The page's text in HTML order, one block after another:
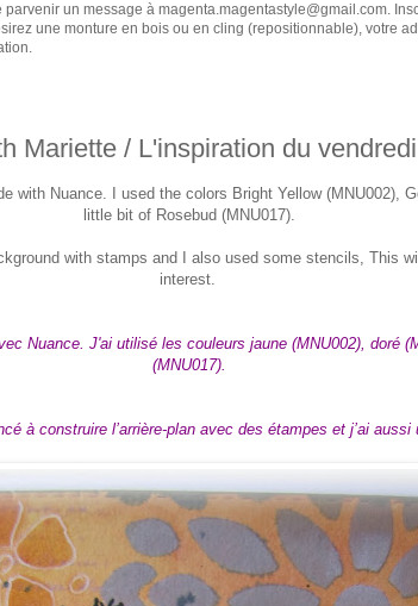
parvenir un message à magenta.magentastyle@gmail.com.
une monture en bois ou en cling (repositionnable), votre
Mariette / L'inspiration du
with Nuance. I used the colors Bright Yellow (MNU002),
little bit of Rosebud (MNU017).
with stamps and I also used some stencils, This
interest.
Nuance. J'ai utilisé les couleurs jaune (MNU002), doré
(MNU017).
à construire l’arrière-plan avec des étampes et j’ai aussi